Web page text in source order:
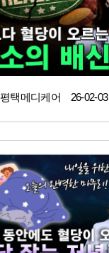
평택메디케어 26-02-03